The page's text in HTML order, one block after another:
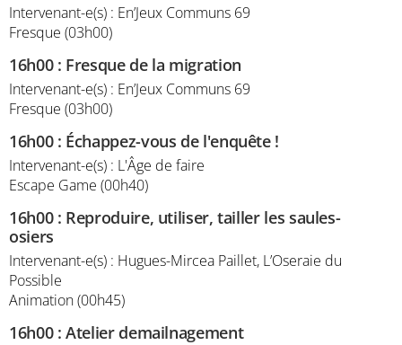
Intervenant-e(s) : En’Jeux Communs 69
Fresque (03h00)
16h00: Fresque de la migration
Intervenant-e(s) : En’Jeux Communs 69
Fresque (03h00)
16h00: Échappez-vous de l'enquête !
Intervenant-e(s) : L'Âge de faire
Escape Game (00h40)
16h00: Reproduire, utiliser, tailler les saules-
osiers
Intervenant-e(s) : Hugues-Mircea Paillet, L’Oseraie du
Possible
Animation (00h45)
16h00:Atelier demailnagement